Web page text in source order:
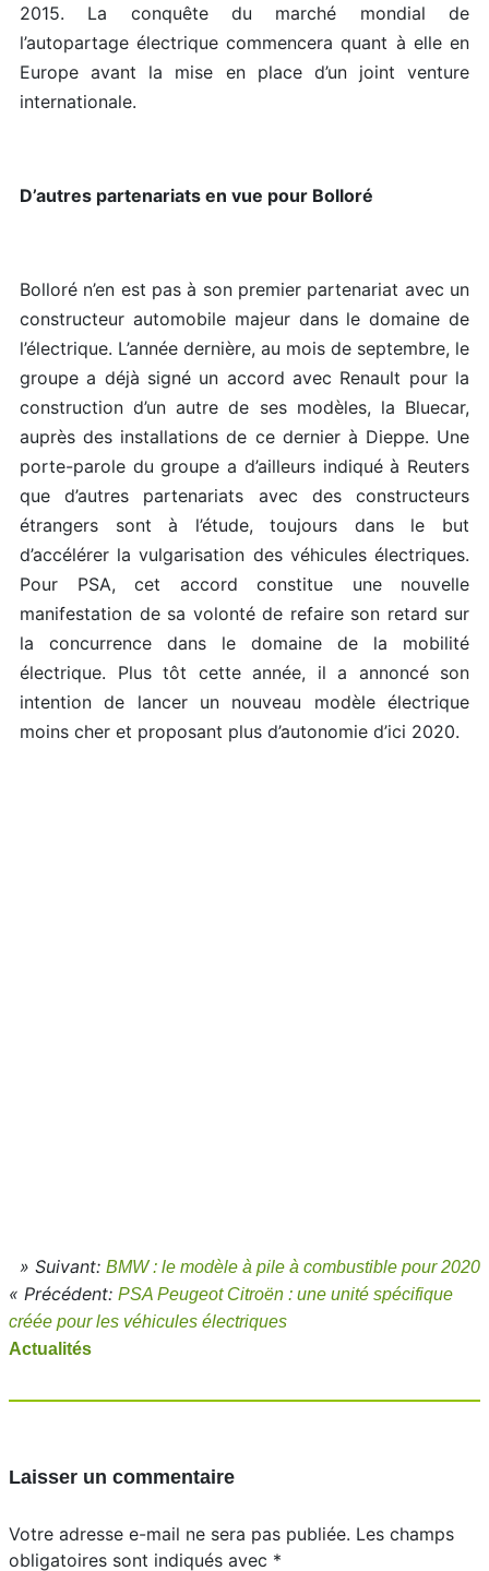
2015. La conquête du marché mondial de
l’autopartage électrique commencera quant à elle en
Europe avant la mise en place d’un joint venture
internationale.
D’autres partenariats en vue pour Bolloré
Bolloré n’en est pas à son premier partenariat avec un
constructeur automobile majeur dans le domaine de
l’électrique. L’année dernière, au mois de septembre, le
groupe a déjà signé un accord avec Renault pour la
construction d’un autre de ses modèles, la Bluecar,
auprès des installations de ce dernier à Dieppe. Une
porte-parole du groupe a d’ailleurs indiqué à Reuters
que d’autres partenariats avec des constructeurs
étrangers sont à l’étude, toujours dans le but
d’accélérer la vulgarisation des véhicules électriques.
Pour PSA, cet accord constitue une nouvelle
manifestation de sa volonté de refaire son retard sur
la concurrence dans le domaine de la mobilité
électrique. Plus tôt cette année, il a annoncé son
intention de lancer un nouveau modèle électrique
moins cher et proposant plus d’autonomie d’ici 2020.
» Suivant: BMW : le modèle à pile à combustible pour 2020
« Précédent: PSA Peugeot Citroën : une unité spécifique
créée pour les véhicules électriques
Actualités
Laisser un commentaire
Votre adresse e-mail ne sera pas publiée. Les champs
obligatoires sont indiqués avec *